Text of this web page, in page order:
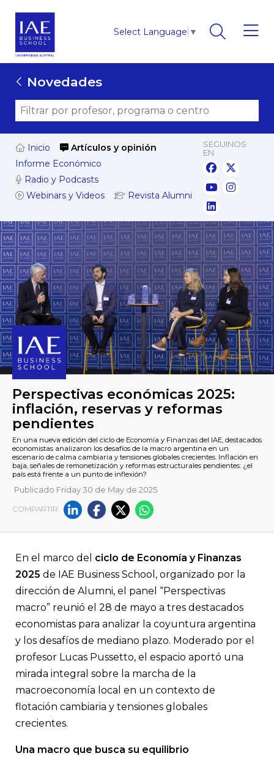
Select Language ▼
Novedades
Inicio
Artículos y opinión
Informe Económico
Radio y Podcasts
Webinars y Videos
Revista Alumni
SEGUINOS
EN
Perspectivas económicas
inflación, reservas y
economistas analizaron los desafíos de la macro argentina
escenario de calma cambiaria y tensiones globales
baja, señales de remonetización y reformas estructurales
país está frente a un punto de inflexión?
Publicado Friday 30 de May de 2025
COMPARTIR
En el marco del ciclo de Economía y Finanzas
2025 de IAE Business School, organizado por la
dirección de Alumni, el panel “Perspectivas
macro” reunió el 28 de mayo a tres destacados
economistas para analizar la coyuntura argentina
y los desafíos de mediano plazo. Moderado por el
profesor Lucas Pussetto, el espacio aportó una
mirada integral sobre la marcha de la
macroeconomía local en un contexto de
flotación cambiaria y tensiones globales
crecientes.
Una macro que busca su equilibrio